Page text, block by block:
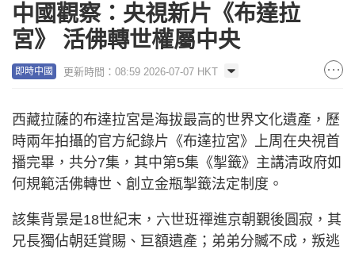
中國觀察：央視新片《布達拉
宮》 活佛轉世權屬中央
即時中國 更新時間：08:59 2026-07-07 HKT
西藏拉薩的布達拉宮是海拔最高的世界文化遺產，歷
時兩年拍攝的官方紀錄片《布達拉宮》上周在央視首
播完畢，共分7集，其中第5集《掣籤》主講清政府如
何規範活佛轉世、創立金瓶掣籤法定制度。
該集背景是18世紀末，六世班禪進京朝覲後圓寂，其
兄長獨佔朝廷賞賜、巨額遺產；弟弟分贓不成，叛逃